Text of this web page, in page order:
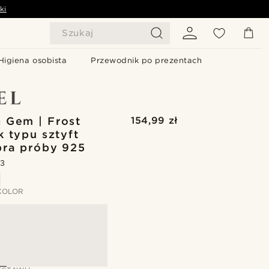
Szukaj
osobista Przewodnik po prezentach
Gem | Frost
typu sztyft
próby 925
154,99 zł